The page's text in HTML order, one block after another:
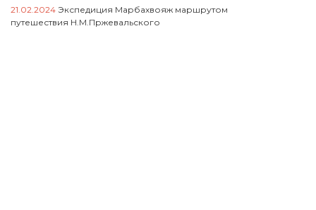
21.02.2024 Экспедиция Марбахвояж маршрутом
путешествия Н.М.Пржевальского